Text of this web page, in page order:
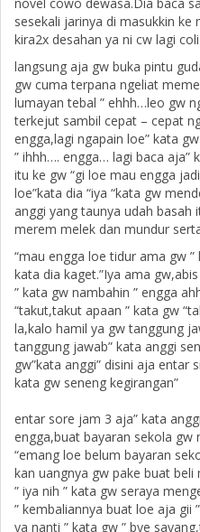
sesekali jarinya di masukkin ke
kira2x desahan ya ni cw lagi
langsung aja gw buka pintu
gw cuma terpana ngeliat
lumayan tebal ” ehhh…leo gw
terkejut sambil cepat – cepat
engga,lagi ngapain loe” kata
” ihhh…. engga… lagi baca aja”
itu ke gw “gi loe mau engga
loe”kata dia “iya “kata gw
anggi yang taunya udah basah
merem melek dan mundur
“mau engga loe tidur ama gw
kata dia kaget.”Iya ama
” kata gw nambahin ” engga
“takut,takut apaan ” kata gw
la,kalo hamil ya gw tanggung
tanggung jawab” kata anggi
gw”kata anggi” disini aja entar
kata gw seneng kegirangan”
entar sore jam 3 aja” kata
engga,buat bayaran sekola gw
“emang loe belum bayaran
kan uangnya gw pake buat beli
” iya nih ” kata gw seraya
” kembaliannya buat loe aja gii
ya nanti ” kata gw ” bye